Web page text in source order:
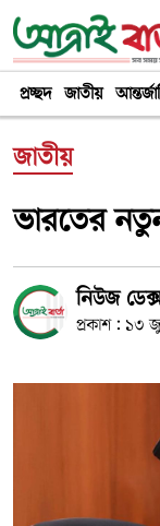
প্রচ্ছদ জাতীয়
জাতীয়
ভারতের
নিউজ
প্রকাশ : ১৩